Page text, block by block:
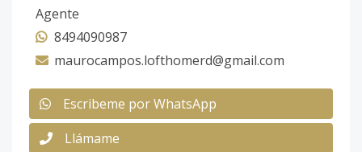
Agente
8494090987
maurocampos.lofthomerd@gmail.com
Escribeme por WhatsApp
Llámame